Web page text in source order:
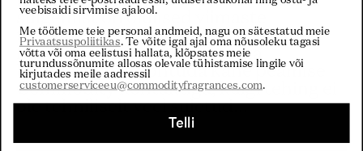
sulgemist on olulised viimaste
teabeosakeste kogumiseks. Vicken
kasutab seda aega, et lennata
Londonisse ja kohtuda kahe peamise
Commodity kontaktiga, kuigi tehing ei
ole tehniliselt veel suletud...
veebisaidi sirvimise ajalool.
Me töötleme teie personal andmeid, nagu on sätestatud meie
Privaatsuspoliitikas. Te võite igal ajal oma nõusoleku tagasi
võtta või oma eelistusi hallata, klõpsates meie
turundussõnumite allosas olevale tühistamise lingile või
kirjutades meile aadressil
customerserviceeu@commodityfragrances.com.
Telli